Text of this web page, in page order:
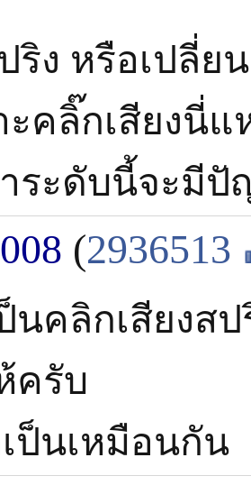
ริง หรือเปลี่
ะคลิ๊กเสียงนี่
ระดับนี้จะมีปั
(2936513
นคลิกเสียงส
ครับ
ป็นเหมือนกัน